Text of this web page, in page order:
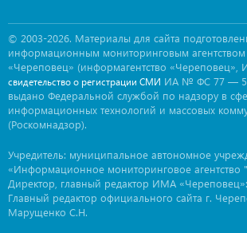
© 2003-2026. Материалы для сайта
информационным мониторинговым агентством
«Череповец» (информагентство «Череповец»,
свидетельство о регистрации СМИ ИА № ФС 77 —
выдано Федеральной службой по надзору в
информационных технологий и массовых
(Роскомнадзор).
Учредитель: муниципальное автономное
«Информационное мониторинговое агентство
Директор, главный редактор ИМА
Главный редактор официального сайта г.
Марущенко С.Н.